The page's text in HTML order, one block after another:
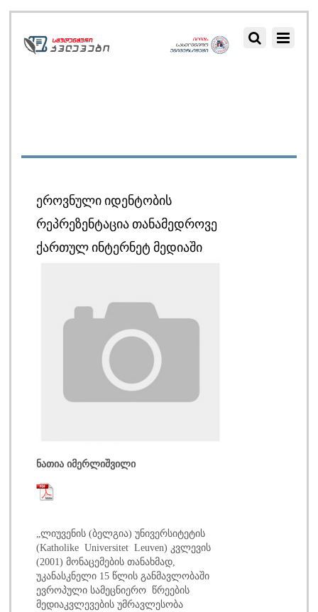
ᲔᲠᲝᲕᲜᲣᲚᲘ ᲘᲓᲔᲜᲢᲝᲑᲘᲡ
ᲠᲔᲞᲠᲔᲖᲔᲜᲢᲐᲪᲘᲐ ᲗᲐᲜᲐᲛᲔᲓᲠᲝᲕᲔ
ᲥᲐᲠᲗᲣᲚ ᲘᲜᲢᲔᲠᲜᲔᲢ ᲛᲔᲓᲘᲐᲨᲘ
ნათია იმერლიშვილი
„ლიუვენის (ბელგია) უნივერსიტეტის
(Katholike Universitet Leuven) კვლევის
(2001) მონაცემების თანახმად,
უკანასკნელი 15 წლის განმავლობაში
ევროპული სამეცნიერო წრეების
მედიაკვლევების უმრავლესობა